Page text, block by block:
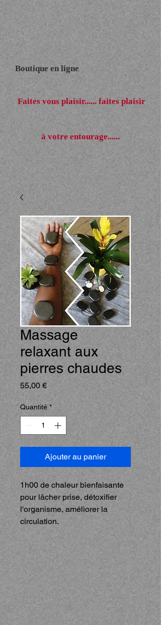
Boutique en ligne
Faites vous plaisir...... faites plaisir
à votre entourage......
Massage
relaxant aux
pierres chaudes
55,00 €Prix
Quantité *
Ajouter au panier
1h00 de chaleur bienfaisante
pour lâcher prise, détoxifier
l'organisme, améliorer la
circulation.